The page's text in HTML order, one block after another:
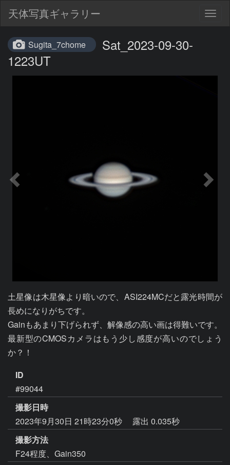
天体写真ギャラリー
Sugita_7chome
Sat_2023-09-30-
1223UT
土星像は木星像より暗いので、ASI224MCだと露光時間が
長めになりがちです。
Gainもあまり下げられず、解像感の高い画は得難いです。
最新型のCMOSカメラはもう少し感度が高いのでしょう
ID
#99044
撮影日時
2023年9月30日 21時23分0秒
露出 0.035秒
撮影方法
F24程度、Gain350